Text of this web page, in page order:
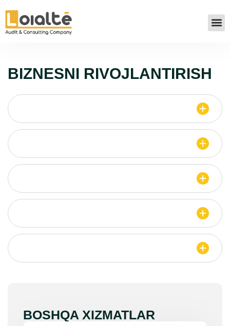
BOSHQA XIZMATLAR
BIZNESNI RIVOJLANTIRISH